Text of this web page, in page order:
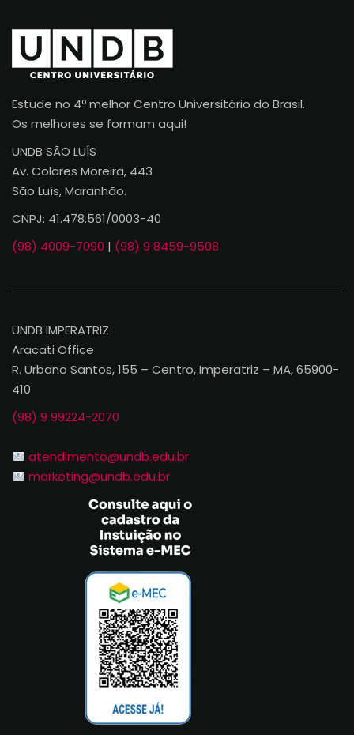
Estude no 4º melhor Centro Universitário do Brasil.
Os melhores se formam aqui!
UNDB SÃO LUÍS
Av. Colares Moreira, 443
São Luís, Maranhão.
CNPJ: 41.478.561/0003-40
(98) 4009-7090 | (98) 9 8459-9508
UNDB IMPERATRIZ
Aracati Office
R. Urbano Santos, 155 – Centro, Imperatriz – MA, 65900-
410
(98) 9 99224-2070
atendimento@undb.edu.br
marketing@undb.edu.br